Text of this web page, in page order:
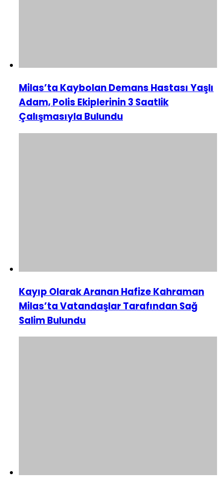
Milas’ta Kaybolan Demans Hastası Yaşlı
Adam, Polis Ekiplerinin 3 Saatlik
Çalışmasıyla Bulundu
Kayıp Olarak Aranan Hafize Kahraman
Milas’ta Vatandaşlar Tarafından Sağ
Salim Bulundu